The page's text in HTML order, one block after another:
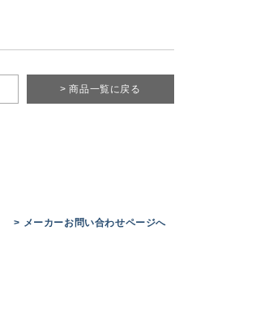
> 商品一覧に戻る
> メーカーお問い合わせページへ